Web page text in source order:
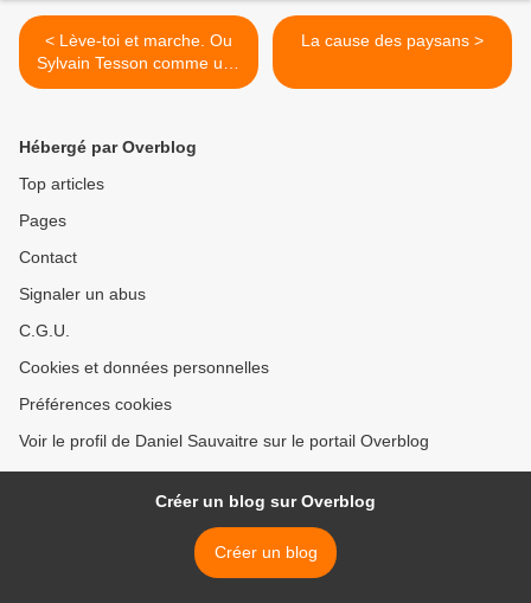
< Lève-toi et marche. Ou
Sylvain Tesson comme une
autre guérison du monde.
La cause des paysans >
Hébergé par Overblog
Top articles
Pages
Contact
Signaler un abus
C.G.U.
Cookies et données personnelles
Préférences cookies
Voir le profil de Daniel Sauvaitre sur le portail Overblog
Créer un blog sur Overblog
Créer un blog